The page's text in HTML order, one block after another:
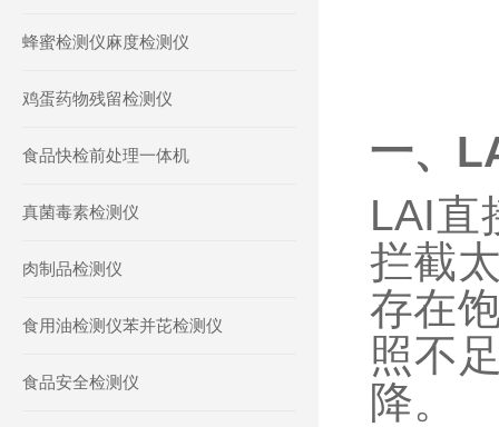
一、
LAI直
拦截
存在
照不
降。
蜂蜜检测仪麻度检测仪
鸡蛋药物残留检测仪
食品快检前处理一体机
真菌毒素检测仪
肉制品检测仪
食用油检测仪苯并芘检测仪
食品安全检测仪